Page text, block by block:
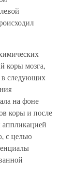
коры мозга,
следующих
на фоне
коры и после
аппликацией
с целью